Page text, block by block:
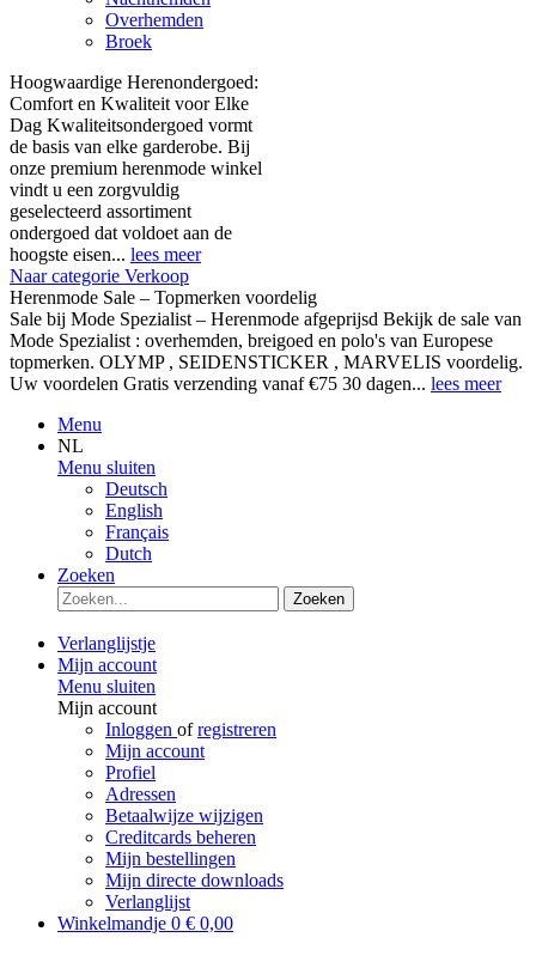
Overhemden
Broek
Hoogwaardige Herenondergoed:
Comfort en Kwaliteit voor Elke
Dag Kwaliteitsondergoed vormt
de basis van elke garderobe. Bij
onze premium herenmode winkel
vindt u een zorgvuldig
geselecteerd assortiment
ondergoed dat voldoet aan de
hoogste eisen... lees meer
Naar categorie Verkoop
Herenmode Sale – Topmerken voordelig
Sale bij Mode Spezialist – Herenmode afgeprijsd Bekijk de sale van
Mode Spezialist : overhemden, breigoed en polo's van Europese
topmerken. OLYMP , SEIDENSTICKER , MARVELIS voordelig.
Uw voordelen Gratis verzending vanaf €75 30 dagen... lees meer
Menu
NL
Menu sluiten
Deutsch
English
Français
Dutch
Zoeken
Zoeken
Verlanglijstje
Mijn account
Menu sluiten
Mijn account
Inloggen ofregistreren
Mijn account
Profiel
Adressen
Betaalwijze wijzigen
Creditcards beheren
Mijn bestellingen
Mijn directe downloads
Verlanglijst
Winkelmandje 0 € 0,00